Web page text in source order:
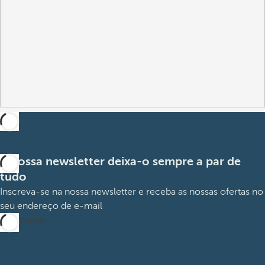
A nossa newsletter deixa-o sempre a par de
tudo
Inscreva-se na nossa newsletter e receba as nossas ofertas no
seu endereço de e-mail
Subscrever